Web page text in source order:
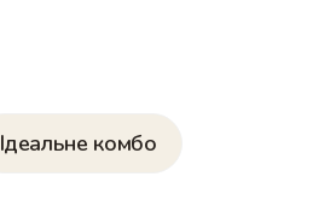
Ідеальне комбо